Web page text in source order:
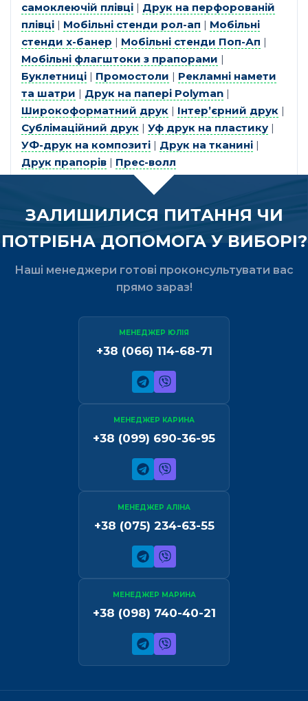
самоклеючій плівці | Друк на перфорованій
плівці | Мобільні стенди рол-ап | Мобільні
стенди х-банер | Мобільні стенди Поп-Ап |
Мобільні флагштоки з прапорами |
Буклетниці | Промостоли | Рекламні намети
та шатри | Друк на папері Polyman |
Широкоформатний друк | Інтер’єрний друк |
Сублімаційний друк | Уф друк на пластику |
УФ-друк на композиті | Друк на тканині |
Друк прапорів | Прес-волл
ЗАЛИШИЛИСЯ ПИТАННЯ ЧИ
ПОТРІБНА ДОПОМОГА У ВИБОРІ?
Наші менеджери готові проконсультувати вас
прямо зараз!
МЕНЕДЖЕР ЮЛІЯ
+38 (066) 114-68-71
МЕНЕДЖЕР КАРИНА
+38 (099) 690-36-95
МЕНЕДЖЕР АЛІНА
+38 (075) 234-63-55
МЕНЕДЖЕР МАРИНА
+38 (098) 740-40-21